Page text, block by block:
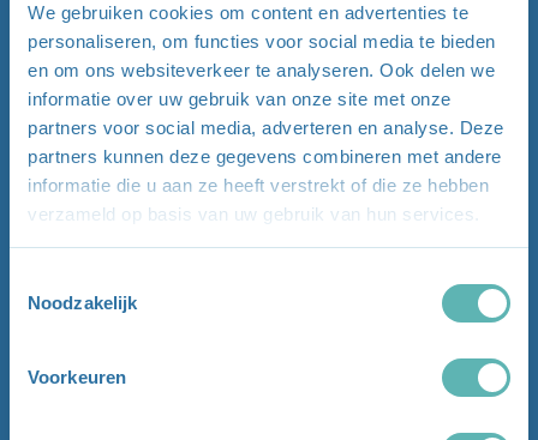
We gebruiken cookies om content en advertenties te
personaliseren, om functies voor social media te bieden
en om ons websiteverkeer te analyseren. Ook delen we
informatie over uw gebruik van onze site met onze
partners voor social media, adverteren en analyse. Deze
partners kunnen deze gegevens combineren met andere
informatie die u aan ze heeft verstrekt of die ze hebben
verzameld op basis van uw gebruik van hun services.
Noodzakelijk
Voorkeuren